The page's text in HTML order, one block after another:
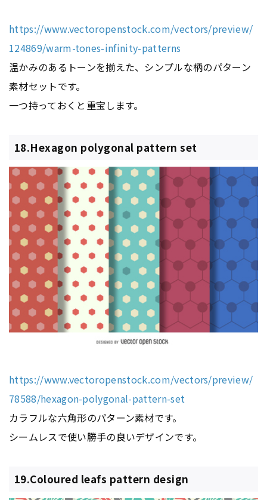
https://www.vectoropenstock.com/vectors/preview/
124869/warm-tones-infinity-patterns
温かみのあるトーンを揃えた、シンプルな柄のパターン
素材セットです。
一つ持っておくと重宝します。
18.Hexagon polygonal pattern set
https://www.vectoropenstock.com/vectors/preview/
78588/hexagon-polygonal-pattern-set
カラフルな六角形のパターン素材です。
シームレスで使い勝手の良いデザインです。
19.Coloured leafs pattern design